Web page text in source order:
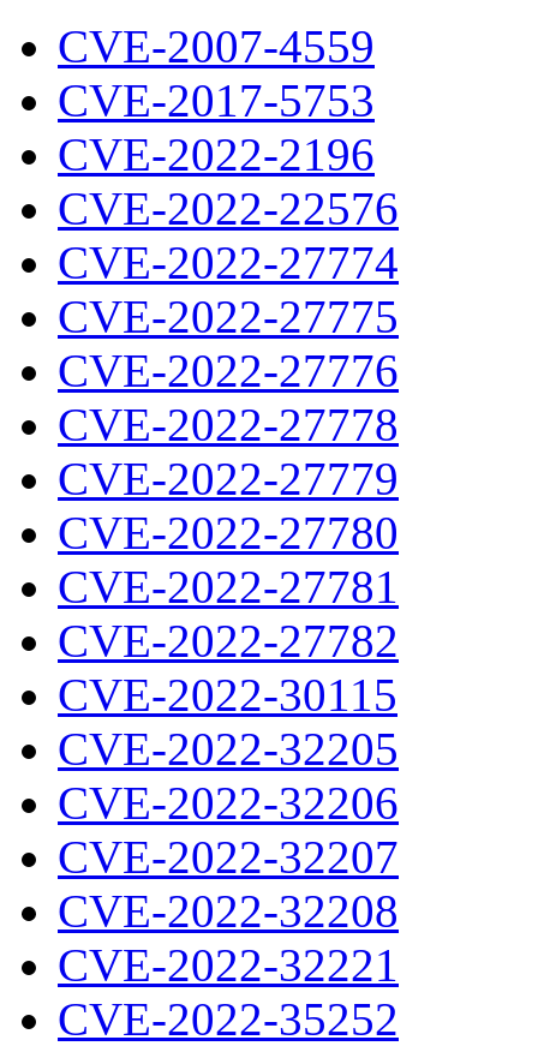
CVE-2007-4559
CVE-2017-5753
CVE-2022-2196
CVE-2022-22576
CVE-2022-27774
CVE-2022-27775
CVE-2022-27776
CVE-2022-27778
CVE-2022-27779
CVE-2022-27780
CVE-2022-27781
CVE-2022-27782
CVE-2022-30115
CVE-2022-32205
CVE-2022-32206
CVE-2022-32207
CVE-2022-32208
CVE-2022-32221
CVE-2022-35252